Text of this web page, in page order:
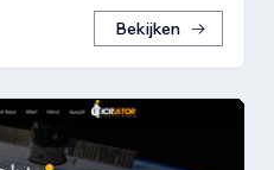
Bekijken